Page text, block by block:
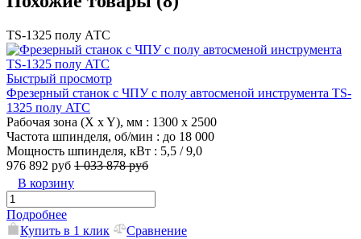
TS-1325 полу АТС
Быстрый просмотр
Фрезерный станок с ЧПУ с полу автосменой инструмента TS-
1325 полу ATC
Рабочая зона (X x Y), мм : 1300 x 2500
Частота шпинделя, об/мин : до 18 000
Мощность шпинделя, кВт : 5,5 / 9,0
976 892 руб 1 033 878 руб
В корзину
Подробнее
Купить в 1 клик
Сравнение